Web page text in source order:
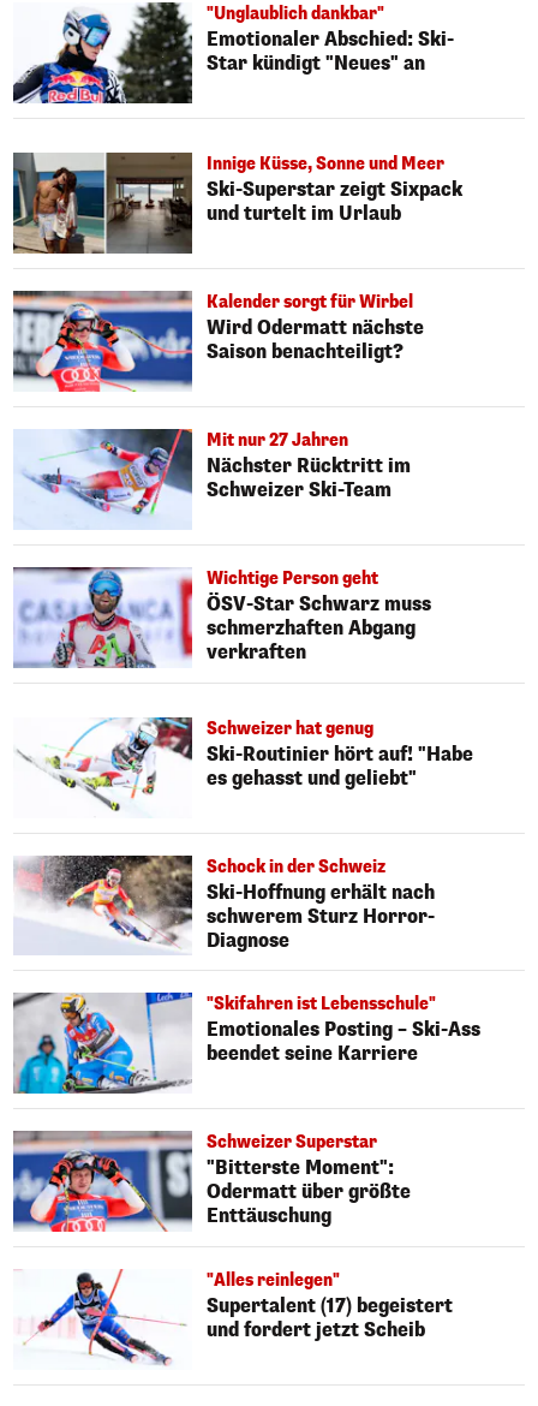
"Unglaublich dankbar"
Emotionaler Abschied: Ski-
Star kündigt "Neues" an
Innige Küsse, Sonne und Meer
Ski-Superstar zeigt Sixpack
und turtelt im Urlaub
Kalender sorgt für Wirbel
Wird Odermatt nächste
Saison benachteiligt?
Mit nur 27 Jahren
Nächster Rücktritt im
Schweizer Ski-Team
Wichtige Person geht
ÖSV-Star Schwarz muss
schmerzhaften Abgang
verkraften
Schweizer hat genug
Ski-Routinier hört auf! "Habe
es gehasst und geliebt"
Schock in der Schweiz
Ski-Hoffnung erhält nach
schwerem Sturz Horror-
Diagnose
"Skifahren ist Lebensschule"
Emotionales Posting – Ski-Ass
beendet seine Karriere
Schweizer Superstar
"Bitterste Moment":
Odermatt über größte
Enttäuschung
"Alles reinlegen"
Supertalent (17) begeistert
und fordert jetzt Scheib